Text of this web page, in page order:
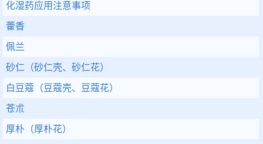
化湿药应用注意事项
藿香
佩兰
砂仁（砂仁壳、砂仁花）
白豆蔻（豆蔻壳、豆蔻花）
苍朮
厚朴（厚朴花）